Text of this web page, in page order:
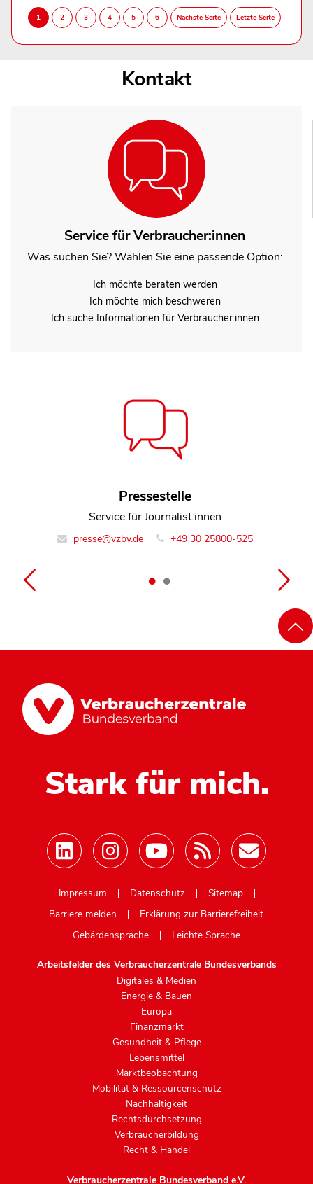
Kontakt
Service für Verbraucher:innen
Was suchen Sie? Wählen Sie eine passende Option:
Ich möchte beraten werden
Ich möchte mich beschweren
Ich suche Informationen für Verbraucher:innen
Pressestelle
Service für Journalist:innen
presse@vzbv.de +49 30 25800-525
Dorothea Mohn
Leiterin Team Finanzmarkt
finanzmarkt@vzbv.de +49 30 25800-0
Stark für mich.
Impressum
Datenschutz
Sitemap
Barriere melden
Erklärung zur Barrierefreiheit
Gebärdensprache
Leichte Sprache
Arbeitsfelder des Verbraucherzentrale Bundesverbands
Digitales & Medien
Energie & Bauen
Europa
Finanzmarkt
Gesundheit & Pflege
Lebensmittel
Marktbeobachtung
Mobilität & Ressourcenschutz
Nachhaltigkeit
Rechtsdurchsetzung
Verbraucherbildung
Recht & Handel
Verbraucherzentrale Bundesverband e.V.